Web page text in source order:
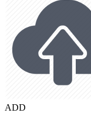
ADD